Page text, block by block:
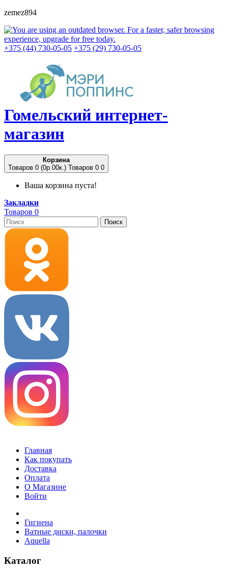
zemez894
+375 (44) 730-05-05 +375 (29) 730-05-05
Гомельский интернет-
магазин
Корзина
Товаров 0 (0p.00к.) Товаров 0 0
Ваша корзина пуста!
Закладки
Товаров 0
Поиск
Главная
Как покупать
Доставка
Оплата
О Магазине
Войти
Гигиена
Ватные диски, палочки
Aquella
Каталог